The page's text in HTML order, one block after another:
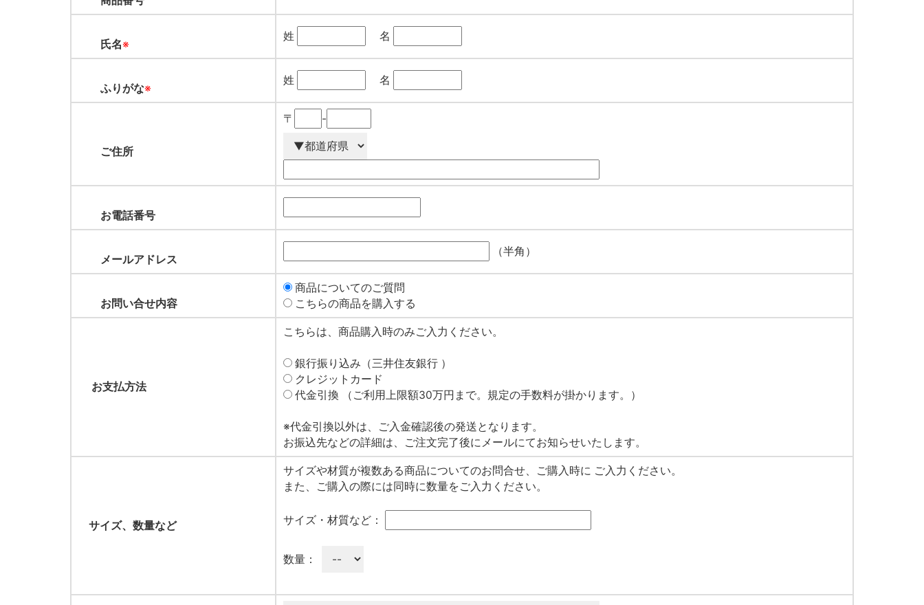
氏名※
姓 名
ふりがな※
姓 名
ご住所
〒 -
お電話番号
メールアドレス
（半角）
お問い合せ内容
商品についてのご質問
こちらの商品を購入する
お支払方法
こちらは、商品購入時のみご入力ください。
銀行振り込み（三井住友銀行 ）
クレジットカード
代金引換 （ご利用上限額30万円まで。規定の手数料が掛かります。）
※代金引換以外は、ご入金確認後の発送となります。
お振込先などの詳細は、ご注文完了後にメールにてお知らせいたします。
サイズ、数量など
サイズや材質が複数ある商品についてのお問合せ、ご購入時に ご入力ください。
また、ご購入の際には同時に数量をご入力ください。
サイズ・材質など：
数量：